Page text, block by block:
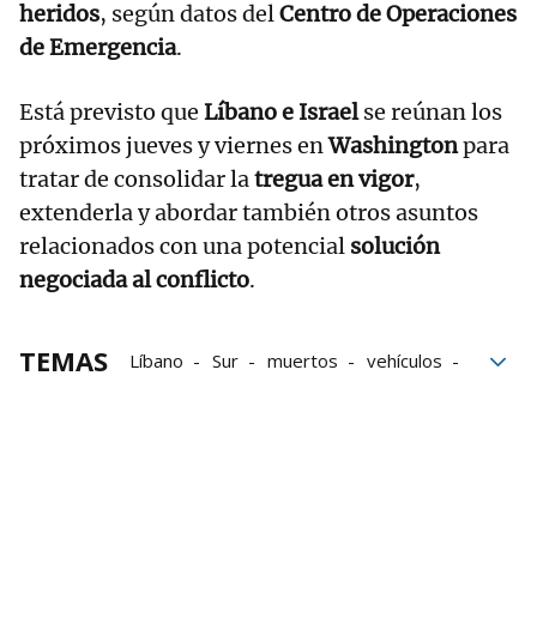
heridos, según datos delCentro de Operaciones
de Emergencia.
Está previsto que Líbano e Israelse reúnan los
próximos jueves y viernes enWashingtonpara
tratar de consolidar latregua en vigor,
extenderla y abordar también otros asuntos
relacionados con una potencial solución
negociada al conflicto.
TEMAS Líbano Sur muertos
vehículos